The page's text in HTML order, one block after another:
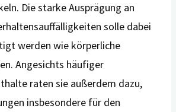
Die starke Ausprägung an
solle dabei
werden wie körperliche
Angesichts häufiger
raten sie außerdem dazu,
insbesondere für den